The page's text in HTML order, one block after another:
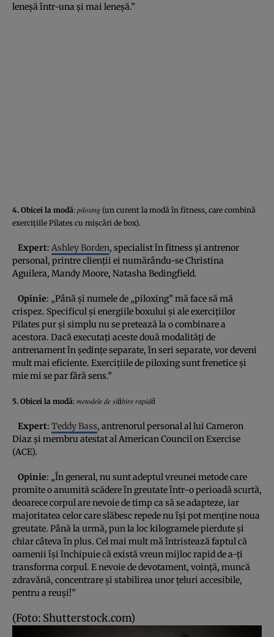
leneşă într-una şi mai leneşă.”
4. Obicei la modă: piloxing (un curent la modă în fitness, care combină
exerciţiile Pilates cu mişcări de box).
Expert: Ashley Borden, specialist în fitness şi antrenor
personal, printre clienţii ei numărându-se Christina
Aguilera, Mandy Moore, Natasha Bedingfield.
Opinie: „Până şi numele de „piloxing” mă face să mă
crispez. Specificul şi energiile boxului şi ale exerciţiilor
Pilates pur şi simplu nu se pretează la o combinare a
acestora. Dacă executaţi aceste două modalităţi de
antrenament în şedinţe separate, în seri separate, vor deveni
mult mai eficiente. Exerciţiile de piloxing sunt frenetice şi
mie mi se par fără sens.”
5. Obicei la modă: metodele de slăbire rapidă
Expert: Teddy Bass, antrenorul personal al lui Cameron
Diaz şi membru atestat al American Council on Exercise
(ACE).
Opinie: „În general, nu sunt adeptul vreunei metode care
promite o anumită scădere în greutate într-o perioadă scurtă,
deoarece corpul are nevoie de timp ca să se adapteze, iar
majoritatea celor care slăbesc repede nu îşi pot menţine noua
greutate. Până la urmă, pun la loc kilogramele pierdute şi
chiar câteva în plus. Cel mai mult mă întristează faptul că
oamenii îşi închipuie că există vreun mijloc rapid de a-ţi
transforma corpul. E nevoie de devotament, voinţă, muncă
zdravănă, concentrare şi stabilirea unor ţeluri accesibile,
pentru a reuşi!”
(Foto: Shutterstock.com)